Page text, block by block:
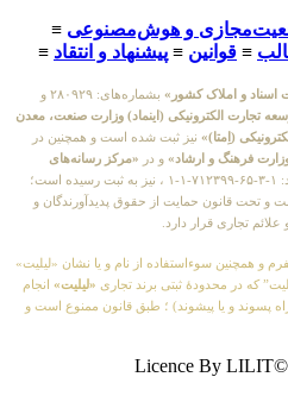
و هوش‌مصنوعی ≡
≡ قوانین ≡ پیشنهاد و انتقاد ≡
اسناد و املاک کشور»
بشماره‌های: ۲۸۰۹۲۹ و
تجارت الکترونیکی (اینماد) وزارت صنعت، معدن
(اِمتا)» نیز ثبت شده است و همچنین در
فرهنگ و ارشاد» و در «مرکز رسانه‌های
بشماره شامَد: ۱-۳-۶۵-۷۱۲۳۹۹-۱-۱ ، نیز به ثبت رسیده است؛
و تحت قانون حمایت از حقوق پدیدآورندگان و
تجاری قرار دارد.
و همچنین سوءاستفاده از نام و یا نشان «لیلیت»
که در محدودهٔ ثبتی برند تجاری «لیلیت» انجام
پسوند و یا پیشوند) ؛ طبق قانون ممنوع است و
Licence By LILIT©